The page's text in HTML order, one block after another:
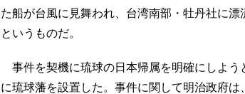
た船が台風に見舞われ、台湾南部・牡丹社に
というものだ。
事件を契機に琉球の日本帰属を明確にしよう
に琉球藩を設置した。事件に関して明治政府